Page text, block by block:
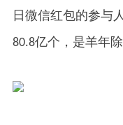
日微信红包的参与
80.8亿个，是羊年